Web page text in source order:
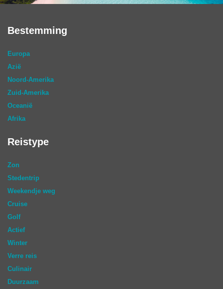
Bestemming
Europa
Azië
Noord-Amerika
Zuid-Amerika
Oceanië
Afrika
Reistype
Zon
Stedentrip
Weekendje weg
Cruise
Golf
Actief
Winter
Verre reis
Culinair
Duurzaam